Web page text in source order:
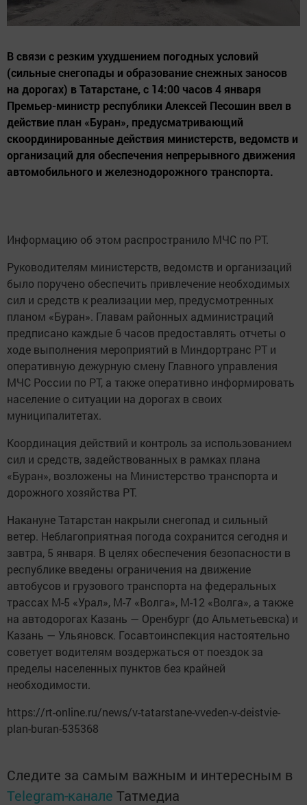
В связи с резким ухудшением погодных условий
(сильные снегопады и образование снежных заносов
на дорогах) в Татарстане, с 14:00 часов 4 января
Премьер-министр республики Алексей Песошин ввел в
действие план «Буран», предусматривающий
скоординированные действия министерств, ведомств и
организаций для обеспечения непрерывного движения
автомобильного и железнодорожного транспорта.
Информацию об этом распространило МЧС по РТ.
Руководителям министерств, ведомств и организаций
было поручено обеспечить привлечение необходимых
сил и средств к реализации мер, предусмотренных
планом «Буран». Главам районных администраций
предписано каждые 6 часов предоставлять отчеты о
ходе выполнения мероприятий в Миндортранс РТ и
оперативную дежурную смену Главного управления
МЧС России по РТ, а также оперативно информировать
население о ситуации на дорогах в своих
муниципалитетах.
Координация действий и контроль за использованием
сил и средств, задействованных в рамках плана
«Буран», возложены на Министерство транспорта и
дорожного хозяйства РТ.
Накануне Татарстан накрыли снегопад и сильный
ветер. Неблагоприятная погода сохранится сегодня и
завтра, 5 января. В целях обеспечения безопасности в
республике введены ограничения на движение
автобусов и грузового транспорта на федеральных
трассах М-5 «Урал», М-7 «Волга», М-12 «Волга», а также
на автодорогах Казань — Оренбург (до Альметьевска) и
Казань — Ульяновск. Госавтоинспекция настоятельно
советует водителям воздержаться от поездок за
пределы населенных пунктов без крайней
необходимости.
https://rt-online.ru/news/v-tatarstane-vveden-v-deistvie-
plan-buran-535368
Следите за самым важным и интересным в
Telegram-канале Татмедиа